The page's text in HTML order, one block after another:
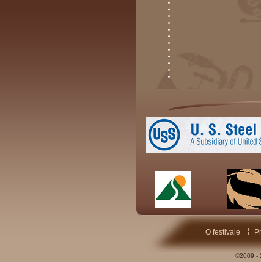
O festivale
©2009 -